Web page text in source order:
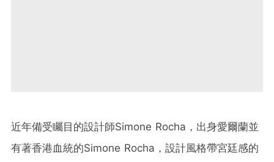
近年備受矚目的設計師Simone Rocha，出身愛爾蘭並
有著香港血統的Simone Rocha，設計風格帶宮廷感的